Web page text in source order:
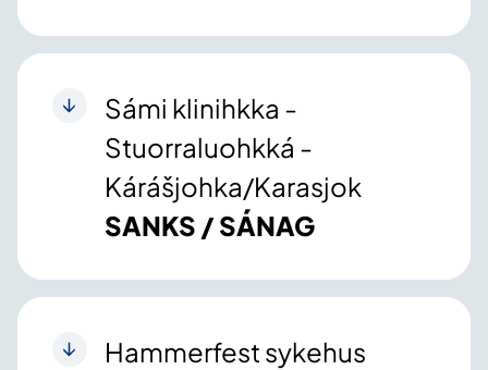
Sámi klinihkka -
Stuorraluohkká -
Kárášjohka/Karasjok
SANKS / SÁNAG
Hammerfest sykehus